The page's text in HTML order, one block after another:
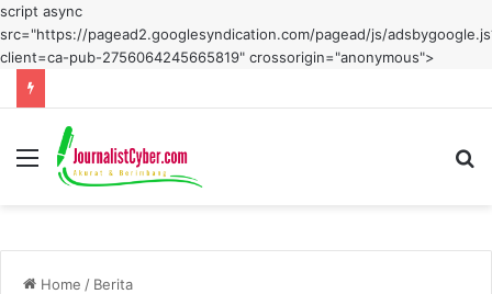
script async
src="https://pagead2.googlesyndication.com/pagead/js/
client=ca-pub-2756064245665819" crossorigin="anonymous">
Menu
Home / Berita